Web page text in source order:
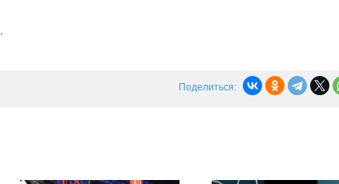
Поделиться: